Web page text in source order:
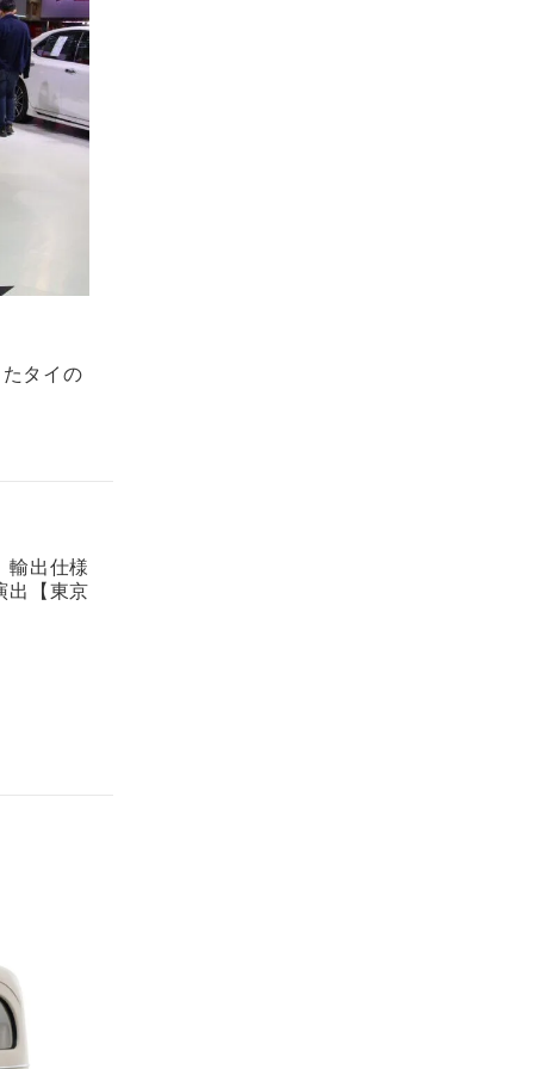
タイの
輸出仕様
出【東京